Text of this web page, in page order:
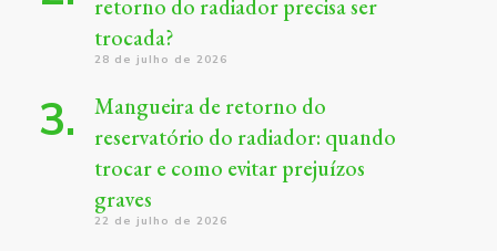
retorno do radiador precisa ser
trocada?
28 de julho de 2026
Mangueira de retorno do
reservatório do radiador: quando
trocar e como evitar prejuízos
graves
22 de julho de 2026